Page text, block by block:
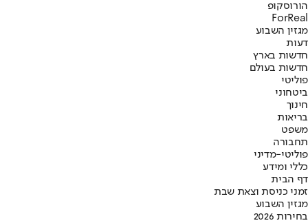
הורוסקופ
ForReal
מגזין השבוע
דעות
חדשות בארץ
חדשות בעולם
פוליטי
ביטחוני
חינוך
בריאות
משפט
תחבורה
פוליטי-מדיני
כללי ומידע
דף הבית
זמני כניסת וצאת שבת
מגזין השבוע
בחירות 2026